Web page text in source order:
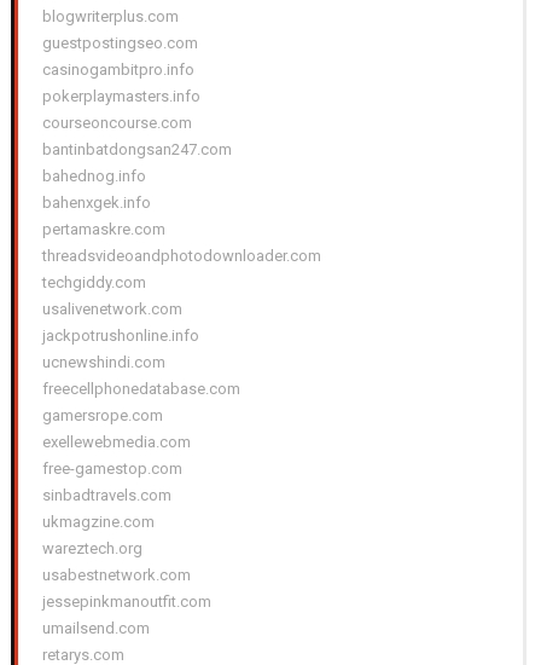
blogwriterplus.com
guestpostingseo.com
casinogambitpro.info
pokerplaymasters.info
courseoncourse.com
bantinbatdongsan247.com
bahednog.info
bahenxgek.info
pertamaskre.com
threadsvideoandphotodownloader.com
techgiddy.com
usalivenetwork.com
jackpotrushonline.info
ucnewshindi.com
freecellphonedatabase.com
gamersrope.com
exellewebmedia.com
free-gamestop.com
sinbadtravels.com
ukmagzine.com
wareztech.org
usabestnetwork.com
jessepinkmanoutfit.com
umailsend.com
retarys.com